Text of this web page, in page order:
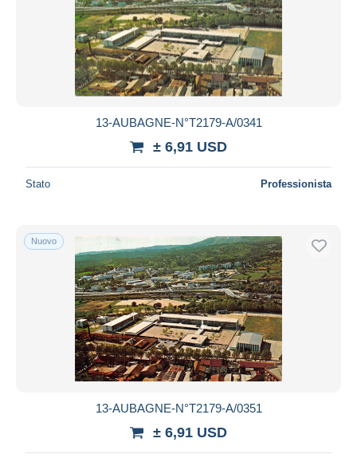
13-AUBAGNE-N°T2179-A/0341
± 6,91 USD
Stato Professionista
Nuovo
13-AUBAGNE-N°T2179-A/0351
± 6,91 USD